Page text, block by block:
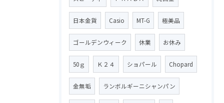
日本金貨 Casio MT-G 極美品
ゴールデンウィーク 休業 お休み
50ｇ Ｋ２４ ショパール Chopard
金無垢 ランボルギーニシャンパン